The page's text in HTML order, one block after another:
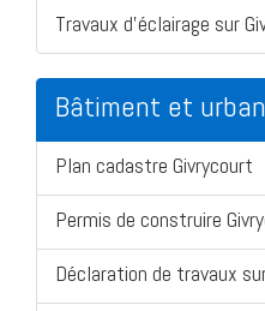
Travaux d'éclairage sur
Bâtiment et
Plan cadastre Givrycourt
Permis de construire
Déclaration de travaux